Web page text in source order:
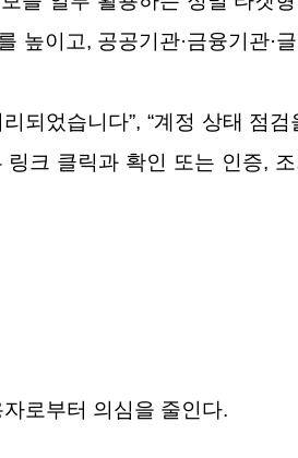
높이고, 공공기관·금융기관·
되었습니다”, “계정 상태 점
크 클릭과 확인 또는 인증,
로부터 의심을 줄인다.